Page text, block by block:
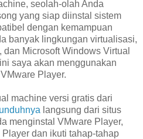
seolah-olah Anda
yang siap diinstal sistem
dengan kemampuan
banyak lingkungan virtualisasi,
Microsoft Windows Virtual
saya akan menggunakan
Player.
machine versi gratis dari
langsung dari situs
menginstal VMware Player,
dan ikuti tahap-tahap